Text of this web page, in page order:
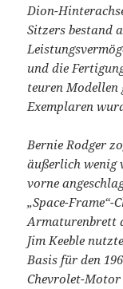
Dion-
Sitzers bestand
und die
teuren
Exemplaren
Bernie Rodger
äußerlich wenig
vorne
„Space-Frame“-
Armaturenbrett
Jim Keeble
Basis für den
Chevrolet-